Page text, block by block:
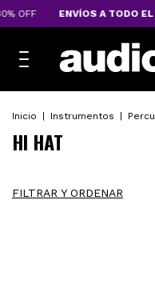
ENVÍOS A TODO EL PAÍS
Inicio Instrumentos
HI HAT
FILTRAR Y ORDENAR